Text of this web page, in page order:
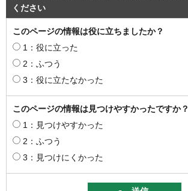
ください
このページの情報は役に立ちましたか？
1：役に立った
2：ふつう
3：役に立たなかった
このページの情報は見つけやすかったですか？
1：見つけやすかった
2：ふつう
3：見つけにくかった